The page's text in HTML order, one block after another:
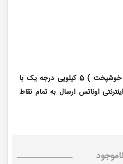
خرید اینترنتی برنج فجر ( خوشپخت ) 5 کیلویی درجه یک با
اوناتس ارسال به تمام نقاط